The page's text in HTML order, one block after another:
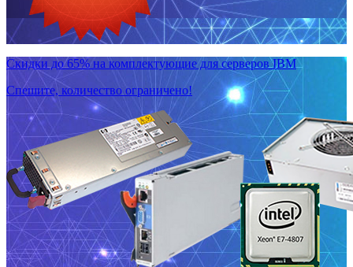
Скидки до 65% на комплектующие для серверов IBM
Спешите, количество ограничено!